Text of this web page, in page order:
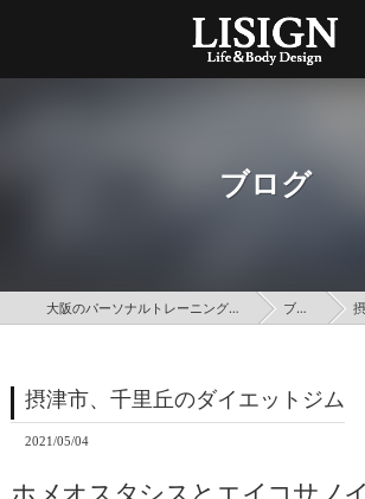
ブログ
大阪のパーソナルトレーニングはLISIGN ブログ
摂津市、千里丘のダイエットジム
2021/05/04